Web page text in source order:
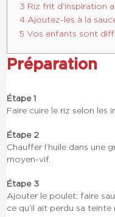
3 Riz frit d’inspiration
4 Ajoutez-les à la
5 Vos enfants sont
Préparation
Étape 1
Faire cuire le riz selon les
Étape 2
Chauffer l’huile dans une
moyen-vif.
Étape 3
Ajouter le poulet; faire
ce qu’il ait perdu sa